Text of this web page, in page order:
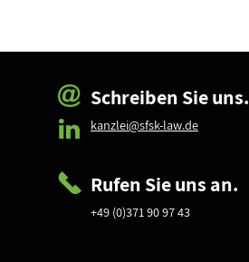
Schreiben Sie uns.
kanzlei@sfsk-law.de
Rufen Sie uns an.
+49 (0)371 90 97 43